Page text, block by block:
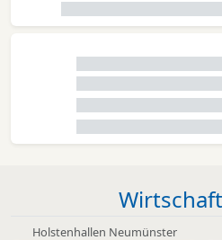
Holstenhallen Neumünster